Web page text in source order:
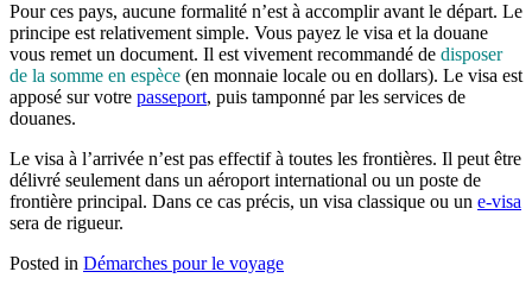
Pour ces pays, aucune formalité n’est à accomplir avant le départ. Le
principe est relativement simple. Vous payez le visa et la douane
vous remet un document. Il est vivement recommandé de disposer
de la somme en espèce (en monnaie locale ou en dollars). Le visa est
apposé sur votre passeport, puis tamponné par les services de
douanes.
Le visa à l’arrivée n’est pas effectif à toutes les frontières. Il peut être
délivré seulement dans un aéroport international ou un poste de
frontière principal. Dans ce cas précis, un visa classique ou un e-visa
sera de rigueur.
Posted in Démarches pour le voyage